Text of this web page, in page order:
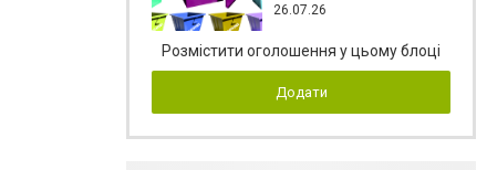
26.07.26
Розмістити оголошення у цьому блоці
Додати